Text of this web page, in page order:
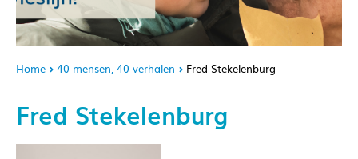
Home 40 mensen, 40 verhalen Fred Stekelenburg
Fred Stekelenburg